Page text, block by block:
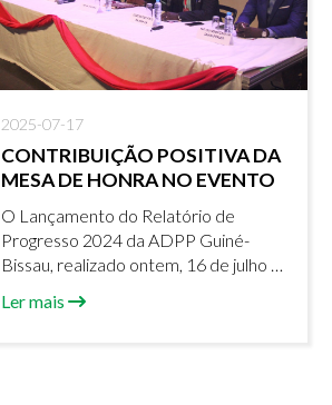
2025-07-17
CONTRIBUIÇÃO POSITIVA DA
MESA DE HONRA NO EVENTO
O Lançamento do Relatório de
Progresso 2024 da ADPP Guiné-
Bissau, realizado ontem, 16 de julho de
de Artes Cénicas Transdisciplinar de
Ler mais